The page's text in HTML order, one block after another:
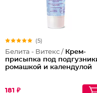
(5)
Белита - Витекс / Крем-
присыпка под
ромашкой и календулой
181 ₽